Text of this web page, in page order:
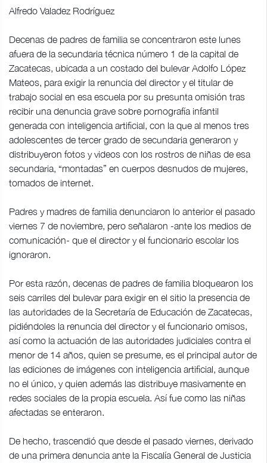
Alfredo Valadez Rodríguez
Decenas de padres de familia se concentraron este lunes
afuera de la secundaria técnica número 1 de la capital de
Zacatecas, ubicada a un costado del bulevar Adolfo López
Mateos, para exigir la renuncia del director y el titular de
trabajo social en esa escuela por su presunta omisión tras
recibir una denuncia grave sobre pornografía infantil
generada con inteligencia artificial, con la que al menos tres
adolescentes de tercer grado de secundaria generaron y
distribuyeron fotos y videos con los rostros de niñas de esa
secundaria, “montadas” en cuerpos desnudos de mujeres,
tomados de internet.
Padres y madres de familia denunciaron lo anterior el pasado
viernes 7 de noviembre, pero señalaron -ante los medios de
comunicación- que el director y el funcionario escolar los
ignoraron.
Por esta razón, decenas de padres de familia bloquearon los
seis carriles del bulevar para exigir en el sitio la presencia de
las autoridades de la Secretaría de Educación de Zacatecas,
pidiéndoles la renuncia del director y el funcionario omisos,
así como la actuación de las autoridades judiciales contra el
menor de 14 años, quien se presume, es el principal autor de
las ediciones de imágenes con inteligencia artificial, aunque
no el único, y quien además las distribuye masivamente en
redes sociales de la propia escuela. Así fue como las niñas
afectadas se enteraron.
De hecho, trascendió que desde el pasado viernes, derivado
de una primera denuncia ante la Fiscalía General de Justicia